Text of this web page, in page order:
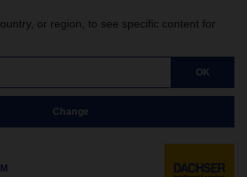
or region, to see specific content for
OK
Change